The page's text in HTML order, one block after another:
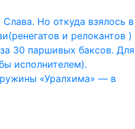
Но откуда взялось в
и релокантов )
30 паршивых баксов. Для
исполнителем).
«Уралхима» — в